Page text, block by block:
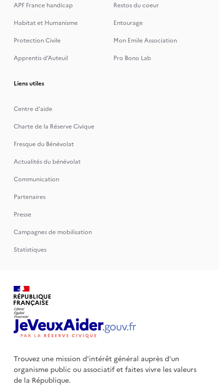
APF France handicap
Restos du coeur
Habitat et Humanisme
Entourage
Protection Civile
Mon Emile Association
Apprentis d’Auteuil
Pro Bono Lab
Liens utiles
Centre d'aide
Charte de la Réserve Civique
Fresque du Bénévolat
Actualités du bénévolat
Communication
Partenaires
Presse
Campagnes de mobilisation
Statistiques
Trouvez une mission d'intérêt général auprès d’un
organisme publicou associatif et faites vivre les valeurs
de la République.